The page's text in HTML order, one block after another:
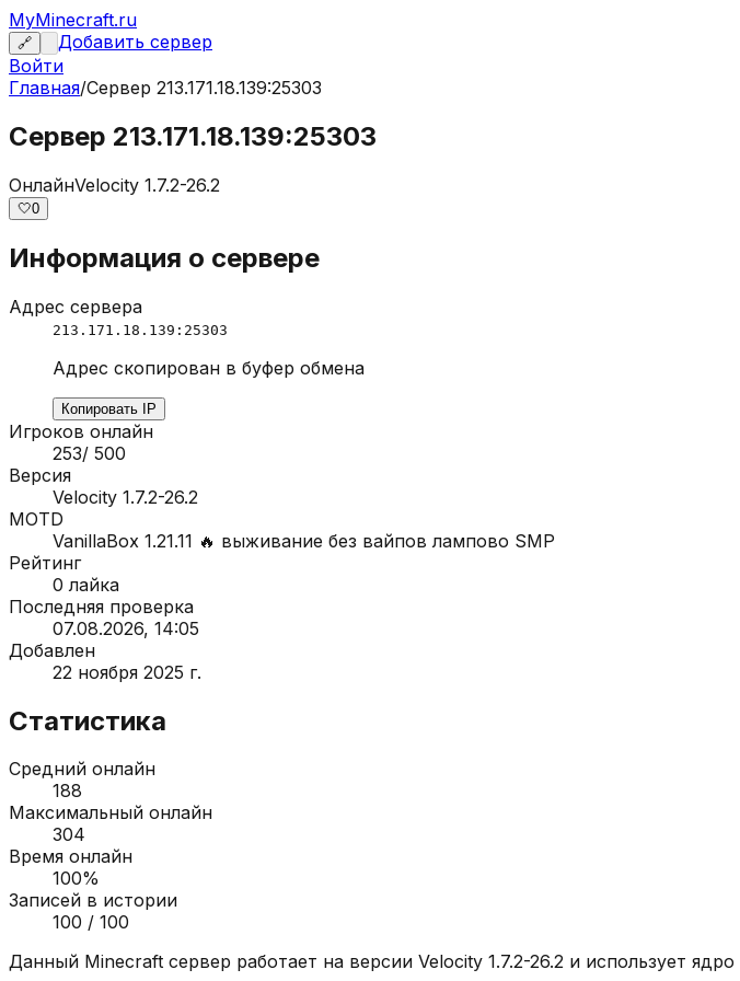
MyMinecraft.ru
🔗
Добавить сервер
Войти
Главная/Сервер 213.171.18.139:25303
Сервер 213.171.18.139:25303
ОнлайнVelocity 1.7.2-26.2
🤍0
Информация о сервере
Адрес сервера
213.171.18.139:25303
Адрес скопирован в буфер обмена
Копировать IP
Игроков онлайн
253/ 500
Версия
Velocity 1.7.2-26.2
MOTD
VanillaBox 1.21.11 🔥 выживание без вайпов лампово SMP
Рейтинг
0 лайка
Последняя проверка
07.08.2026, 14:05
Добавлен
22 ноября 2025 г.
Статистика
Средний онлайн
188
Максимальный онлайн
304
Время онлайн
100%
Записей в истории
100 / 100
Данный Minecraft сервер работает на версии Velocity 1.7.2-26.2 и использует ядро